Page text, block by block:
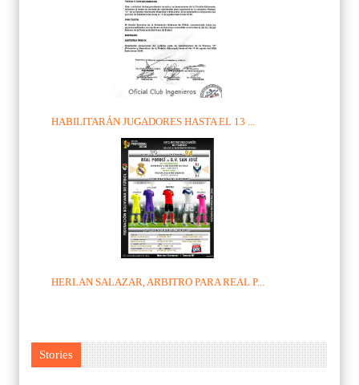
HABILITARÁN JUGADORES HASTA EL 13 ...
HERLAN SALAZAR, ARBITRO PARA REAL P...
Stories